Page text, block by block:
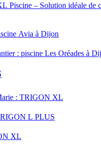
Piscine – Solution idéale de
Avia à Dijon
: piscine Les Oréades à
: TRIGON XL
L PLUS
XL